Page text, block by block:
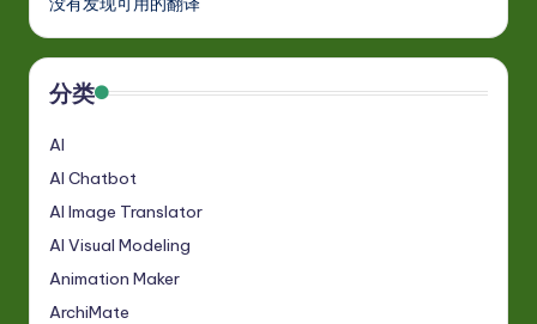
分类
AI
AI Chatbot
AI Image Translator
AI Visual Modeling
Animation Maker
ArchiMate